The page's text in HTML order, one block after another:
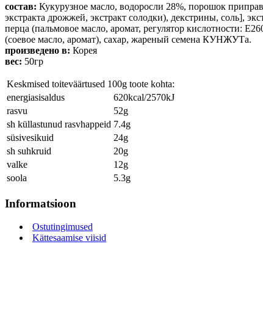
состав: Кукурузное масло, водоросли 28%, порошок
экстракта дрожжей, экстракт солодки), декстрины, соль],
перца (пальмовое масло, аромат, регулятор кислотности:
(соевое масло, аромат), сахар, жареный семена КУНЖУТа.
произведено в: Корея
вес: 50гр
Keskmised toiteväärtused 100g toote kohta:
energiasisaldus
620kcal/2570kJ
rasvu
52g
sh küllastunud rasvhappeid 7.4g
süsivesikuid
24g
sh suhkruid
20g
valke
12g
soola
5.3g
Informatsioon
Ostutingimused
Kättesaamise viisid